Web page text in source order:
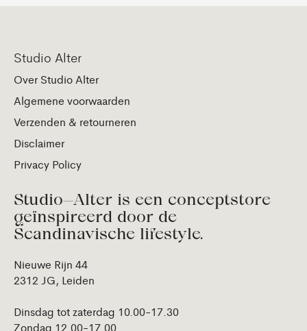
Studio Alter
Over Studio Alter
Algemene voorwaarden
Verzenden & retourneren
Disclaimer
Privacy Policy
Studio—Alter is een conceptstore
geïnspireerd door de
Scandinavische lifestyle.
Nieuwe Rijn 44
2312 JG, Leiden
Dinsdag tot zaterdag 10.00-17.30
Zondag 12.00-17.00